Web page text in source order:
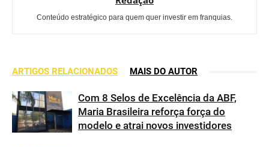
Conteúdo estratégico para quem quer investir em franquias.
ARTIGOS RELACIONADOS MAIS DO AUTOR
Com 8 Selos de Excelência da ABF,
Maria Brasileira reforça força do
modelo e atrai novos investidores